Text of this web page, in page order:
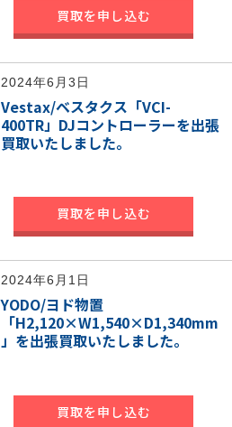
買取を申し込む
2024年6月3日
Vestax/ベスタクス「VCI-
400TR」DJコントローラーを出張
買取いたしました。
買取を申し込む
2024年6月1日
YODO/ヨド物置
「H2,120×W1,540×D1,340mm
」を出張買取いたしました。
買取を申し込む